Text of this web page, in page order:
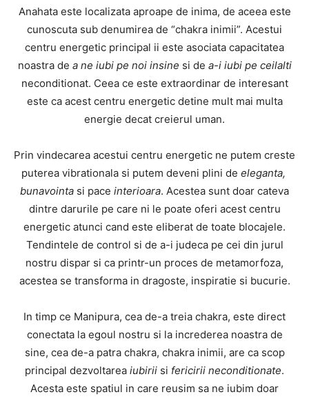
Anahata este localizata aproape de inima, de aceea este
cunoscuta sub denumirea de “chakra inimii”. Acestui
centru energetic principal ii este asociata capacitatea
noastra de a ne iubi pe noi insine si de a-i iubi pe ceilalti
neconditionat. Ceea ce este extraordinar de interesant
este ca acest centru energetic detine mult mai multa
energie decat creierul uman.
Prin vindecarea acestui centru energetic ne putem creste
puterea vibrationala si putem deveni plini de eleganta,
bunavointa si pace interioara. Acestea sunt doar cateva
dintre darurile pe care ni le poate oferi acest centru
energetic atunci cand este eliberat de toate blocajele.
Tendintele de control si de a-i judeca pe cei din jurul
nostru dispar si ca printr-un proces de metamorfoza,
acestea se transforma in dragoste, inspiratie si bucurie.
In timp ce Manipura, cea de-a treia chakra, este direct
conectata la egoul nostru si la increderea noastra de
sine, cea de-a patra chakra, chakra inimii, are ca scop
principal dezvoltarea iubirii si fericirii neconditionate.
Acesta este spatiul in care reusim sa ne iubim doar